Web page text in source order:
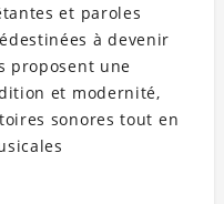
et paroles
à devenir
proposent une
et modernité,
sonores tout en